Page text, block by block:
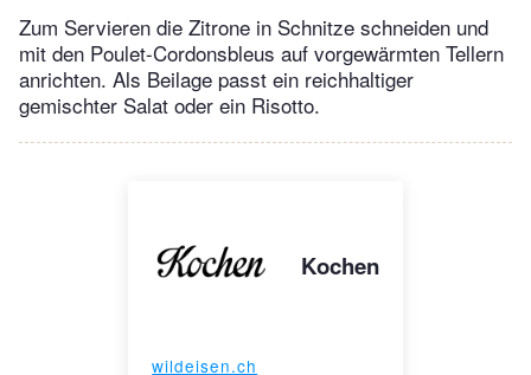
Zum Servieren die Zitrone in Schnitze schneiden und
mit den Poulet-Cordonsbleus auf vorgewärmten Tellern
anrichten. Als Beilage passt ein reichhaltiger
gemischter Salat oder ein Risotto.
Kochen
wildeisen.ch